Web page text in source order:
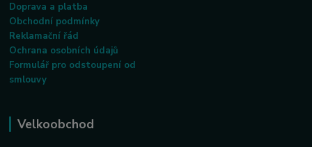
Doprava a platba
Obchodní podmínky
Reklamační řád
Ochrana osobních údajů
Formulář pro odstoupení od
smlouvy
Velkoobchod